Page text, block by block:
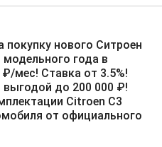
высоте сиденья
складывающееся
2/3
Curitiba
покупку нового Ситроен
года в
мес! Ставка от 3.5%!️
выгодой до 200 000 ₽!
Citroen C3
от официального